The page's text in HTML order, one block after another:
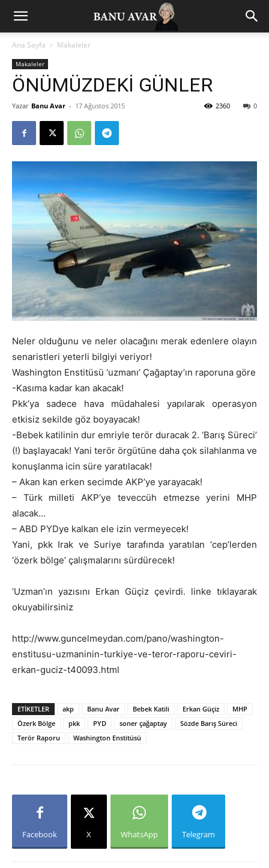
Ana Sayfa Makaleler
Makaleler
ÖNÜMÜZDEKİ GÜNLER
Yazar Banu Avar - 17 Ağustos 2015 0
2360
Neler olduğunu ve neler olacağını merak edenlere olayın
senaristleri yeterli bilgiyi veriyor!
Washington Enstitüsü ‘uzmanı’ Çağaptay’ın raporuna göre
-Kasıma kadar kan akacak!
Pkk’ya sadece hava müdahalesi yapılarak operasyon
etkisiz sekilde göz boyayacak!
-Bebek katilinin dur emriyle terör duracak 2. ‘Barış Süreci’
(!) başlayacak! Yani terör örgütüne daha çok silahlanma ve
konuşlanma icin süre yaratılacak!
– Akan kan erken secimde AKP’ye yarayacak!
– Türk milleti AKP’ye teveccüh etmezse yerini MHP
alacak…
– ABD PYDye kalkan ele izin vermeyecek!
Yani, pkk Irak ve Suriye tarafında yaratılan ‘cep’lerden
‘özerk bölge’ çalışmalarını sürdürecek!
‘Uzman’ın yazısını Erkan Güçiz çevirdi. linke tıklayarak
okuyabilirsiniz
http://www.guncelmeydan.com/pano/washington-
enstitusu-uzmaninin-turkiye-ve-teror-raporu-ceviri-
erkan-guciz-t40093.html
ETIKETLER akp Banu Avar Bebek Katili Erkan Güçiz
MHP
Özerk Bölge
pkk PYD soner çağaptay
Sözde Barış Süreci
Terör Raporu
Washington Enstitüsü
Facebook X WhatsApp Telegram